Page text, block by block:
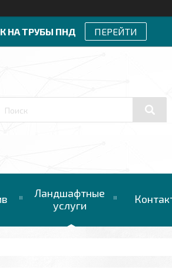
НА ТРУБЫ ПНД ПЕРЕЙТИ
Ландшафтные
услуги